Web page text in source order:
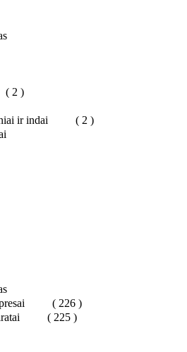
( 2 )
ir indai
( 2 )
( 226 )
( 225 )